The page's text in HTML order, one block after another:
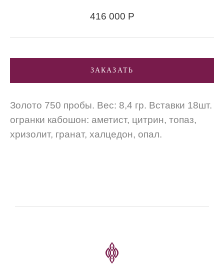
416 000 Р
ЗАКАЗАТЬ
Золото 750 пробы. Вес: 8,4 гр. Вставки 18шт.
огранки кабошон: аметист, цитрин, топаз,
хризолит, гранат, халцедон, опал.